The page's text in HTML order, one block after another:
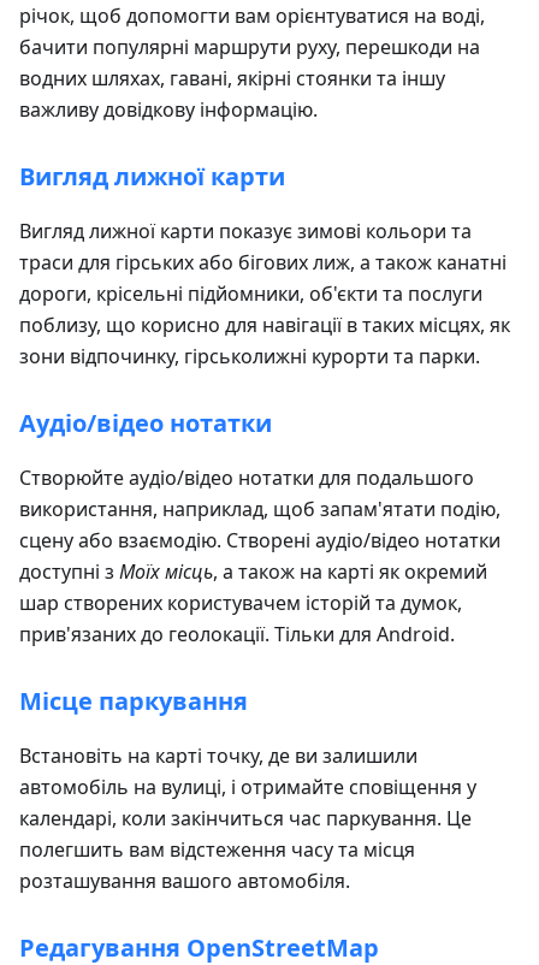
річок, щоб допомогти вам орієнтуватися на воді,
бачити популярні маршрути руху, перешкоди на
водних шляхах, гавані, якірні стоянки та іншу
важливу довідкову інформацію.
Вигляд лижної карти
Вигляд лижної карти показує зимові кольори та
траси для гірських або бігових лиж, а також канатні
дороги, крісельні підйомники, об'єкти та послуги
поблизу, що корисно для навігації в таких місцях, як
зони відпочинку, гірськолижні курорти та парки.
Аудіо/відео нотатки
Створюйте аудіо/відео нотатки для подальшого
використання, наприклад, щоб запам'ятати подію,
сцену або взаємодію. Створені аудіо/відео нотатки
доступні з Моїх місць, а також на карті як окремий
шар створених користувачем історій та думок,
прив'язаних до геолокації. Тільки для Android.
Місце паркування
Встановіть на карті точку, де ви залишили
автомобіль на вулиці, і отримайте сповіщення у
календарі, коли закінчиться час паркування. Це
полегшить вам відстеження часу та місця
розташування вашого автомобіля.
Редагування OpenStreetMap